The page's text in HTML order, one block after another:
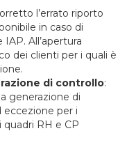
l’errato riporto
in caso di
All’apertura
dei clienti per i quali è
di controllo:
generazione di
per i
RH e CP